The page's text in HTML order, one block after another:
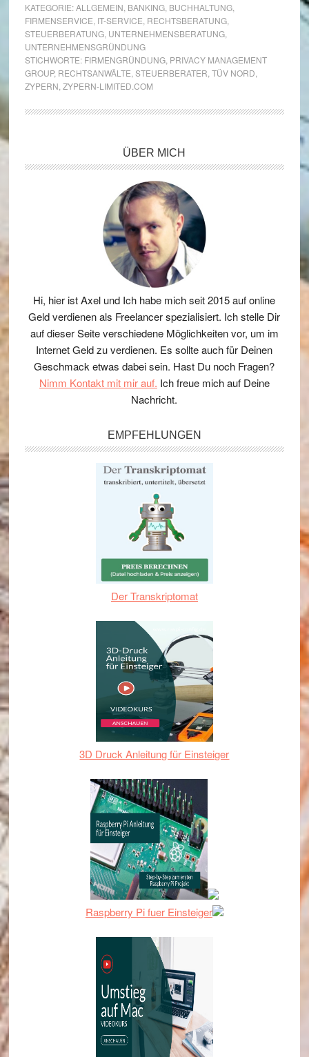
KATEGORIE:ALLGEMEIN BANKING, BUCHHALTUNG,
FIRMENSERVICE IT-SERVICE RECHTSBERATUNG,
STEUERBERATUNG, UNTERNEHMENSBERATUNG,
UNTERNEHMENSGRÜNDUNG
STICHWORTE: FIRMENGRÜNDUNG, PRIVACY MANAGEMENT
GROUP, RECHTSANWÄLTE STEUERBERATER TÜV NORD
ZYPERN ZYPERN-LIMITED.COM
ÜBER MICH
Hi, hier ist Axel und Ich habe mich seit 2015 auf online
Geld verdienen als Freelancer spezialisiert. Ich stelle Dir
auf dieser Seite verschiedene Möglichkeiten vor, um im
Internet Geld zu verdienen. Es sollte auch für Deinen
Geschmack etwas dabei sein. Hast Du noch Fragen?
Nimm Kontakt mit mir auf. Ich freue mich auf Deine
Nachricht.
EMPFEHLUNGEN
Der Transkriptomat
3D Druck Anleitung für Einsteiger
Raspberry Pi fuer Einsteiger